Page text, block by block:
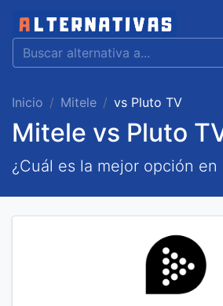
Inicio Mitele vs Pluto TV
Mitele vs Pluto
¿Cuál es la mejor opción en